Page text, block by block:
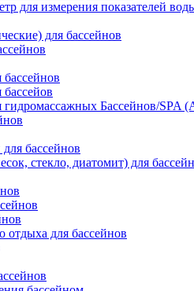
для измерения показателей
для бассейнов
бассейнов
гидромассажных Бассейнов/SPA
бассейнов
стекло, диатомит) для
отдыха для бассейнов